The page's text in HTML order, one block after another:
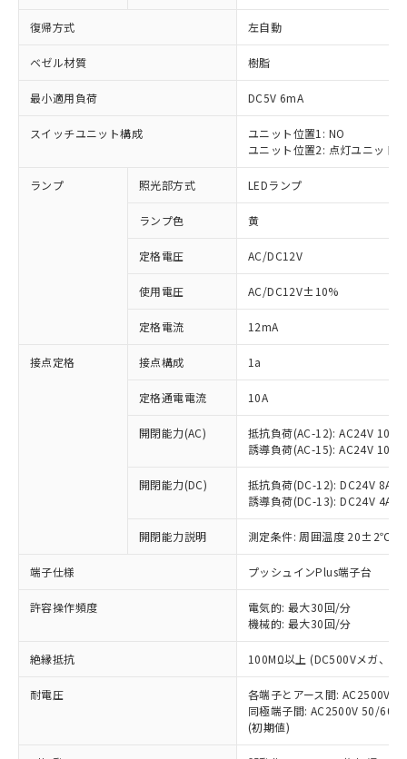
復帰方式 左自動
ベゼル材質 樹脂
最小適用負荷 DC5V 6mA
スイッチユニット構成
ユニット位置1: NO
ユニット位置2: 点灯ユニット
ランプ 照光部方式 LEDランプ
ランプ色 黄
定格電圧 AC/DC12V
使用電圧 AC/DC12V±10%
定格電流 12mA
接点定格 接点構成 1a
定格通電電流 10A
開閉能力(AC)
抵抗負荷(AC-12): AC24V 10A/
誘導負荷(AC-15): AC24V
開閉能力(DC)
抵抗負荷(DC-12): DC24V 8A/
誘導負荷(DC-13): DC24V 4A/
開閉能力説明 測定条件: 周囲温度 20±2℃、
端子仕様 プッシュインPlus端子台
許容操作頻度
電気的: 最大30回/分
機械的: 最大30回/分
絶縁抵抗 100MΩ以上 (DC500Vメガ、点
耐電圧
各端子とアース間: AC2500V
同極端子間: AC2500V 50/
(初期値)
ご利用条件
以下の条件をお読みいただき、同意のうえ
ご利用ください。
本サービスは、当社制御機器事業取扱
商品の当社在庫状況および標準価格
(税抜)を提供させていただくもので
当社制御機器事業取扱商品の中には、
本サービスの対象外となる商品もある
ことをご了承ください。
在庫状況および標準価格照会結果は、
記載している更新日時点での社内デー
タに基づき作成されるものであり、閲
覧された時点での実際の在庫および標
準価格とは異なる場合があることをご
※1 対応状況
対応済み：EU RoHS指令（10物質）の
非含有に対応した製品が提供可能な商品で
対応予定：EU RoHS指令（10物質）の非含
有に対応した製品に切り替える予定のある
対応予定なし：EU RoHS指令（10物質）の
非含有に非対応の商品で、対応品を出す予
定はありません。
調査・確認中：EU RoHS指令（10物質）の
非含有の対応状況を調査中または確認中の
非該当品：ライセンス料など無形物で、有
害物質有無と関係のない商品です。
仕入先様の事情により、非含有部品として
いたものが、含有品と判明した場合などや
むを得ず変更することがあります。
鉛(Pb) 1000ppm以下、 水銀(Hg) 1000ppm以下、 カド
六価クロム(Cr(Ⅵ)) 1000ppm以下、ポリ臭化ビフェニル
類(PBB) 1000ppm以下、ポリ臭化ジフェニルエーテル類
(PBDE) 1000ppm以下、フタル酸ビス(2-エチルヘキシ
※1 中国RoHS○×表
「○」：最大均質材料含有率が中国RoHSの
基準値以下であることを示します。
「×」：最大均質材料含有率が中国RoHSの
基準値を超えていることを示します。
「－」：未確認です。当社販売部門へお問
い合わせください。
*中国RoHS10物質の基準値 (GB/T26572)：
Pb(鉛) :1000ppm、 Hg(水銀) : 1000ppm、 Cd(カドミウ
Cr(Ⅵ)(六価クロム) : 1000ppm、 PBBs(ポリ臭化ビフェ
当社は、これら貴社製品のうち、外国
為替および外国貿易法に定める商品
（以下｢規制貨物等」という）を輸出
国政府の輸出許可(または役務取引許
可)を取得するなどの必要な手続きを